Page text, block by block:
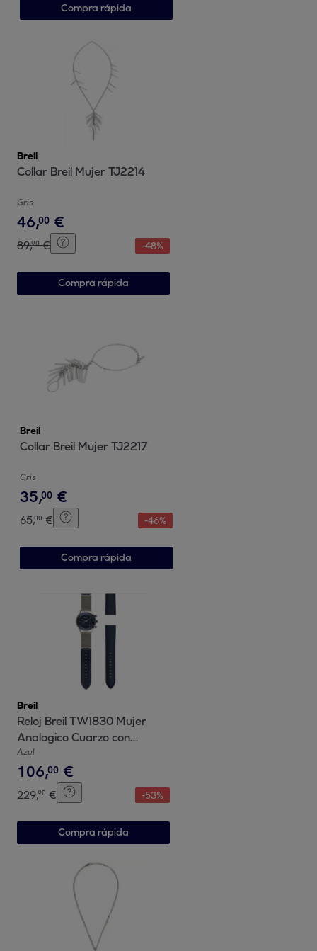
Compra rápida
Breil
Collar Breil Mujer TJ2214
Gris
46,00 €
89,90 € -48%
Compra rápida
Breil
Collar Breil Mujer TJ2217
Gris
35,00 €
65,00 € -46%
Compra rápida
Breil
Reloj Breil TW1830 Mujer
Analogico Cuarzo con
Correa de Acero inoxidable
Azul
106,00 €
229,90 € -53%
Compra rápida